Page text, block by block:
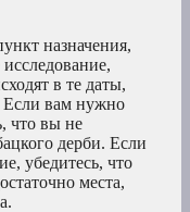
назначения,
в те даты,
Если вам нужно
что вы не
дерби. Если
убедитесь, что
места,